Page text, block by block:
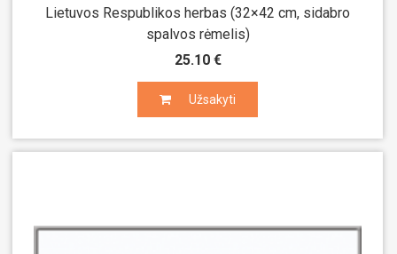
Lietuvos Respublikos herbas (32×42 cm, sidabro
spalvos rėmelis)
25.10 €
Užsakyti
Užsakyti